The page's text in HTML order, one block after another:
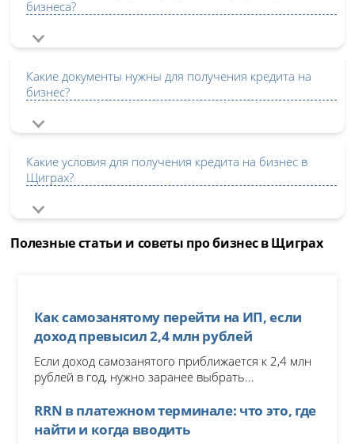
бизнеса?
Какие документы нужны для получения кредита на
бизнес?
Какие условия для получения кредита на бизнес в
Щиграх?
Полезные статьи и советы про бизнес в Щиграх
Как самозанятому перейти на ИП, если
доход превысил 2,4 млн рублей
Если доход самозанятого приближается к 2,4 млн
рублей в год, нужно заранее выбрать...
RRN в платежном терминале: что это, где
найти и когда вводить